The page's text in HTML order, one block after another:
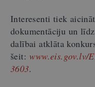
Interesenti tiek
dokumentāciju un
dalībai atklāta
šeit:www.eis.gov.lv/
3603.